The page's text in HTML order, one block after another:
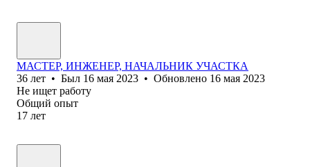
МАСТЕР, ИНЖЕНЕР, НАЧАЛЬНИК УЧАСТКА
36 лет • Был 16 мая 2023 • Обновлено 16 мая 2023
Не ищет работу
Общий опыт
17 лет